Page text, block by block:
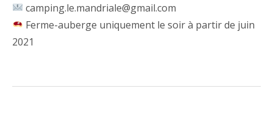
camping.le.mandriale@gmail.com
Ferme-auberge uniquement le soir à partir de juin
2021